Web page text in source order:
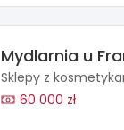
Mydlarnia u
Sklepy z
60 000 zł